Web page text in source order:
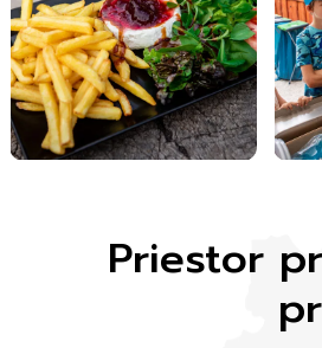
Priestor